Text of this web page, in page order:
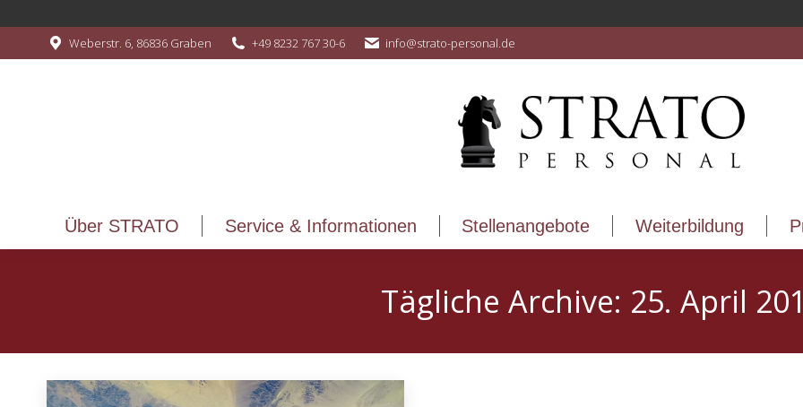
Weberstr. 6, 86836 Graben +49 8232 767 30-6 info@strato-personal.de
Über STRATO Service & Informationen Stellenangebote Weiterbildung
Tägliche Archive: 25. April
Über STRATO Service & Informationen Stellenangebote Weiterbildung